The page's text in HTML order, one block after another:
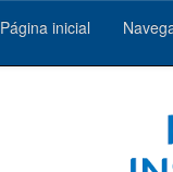
Página inicial